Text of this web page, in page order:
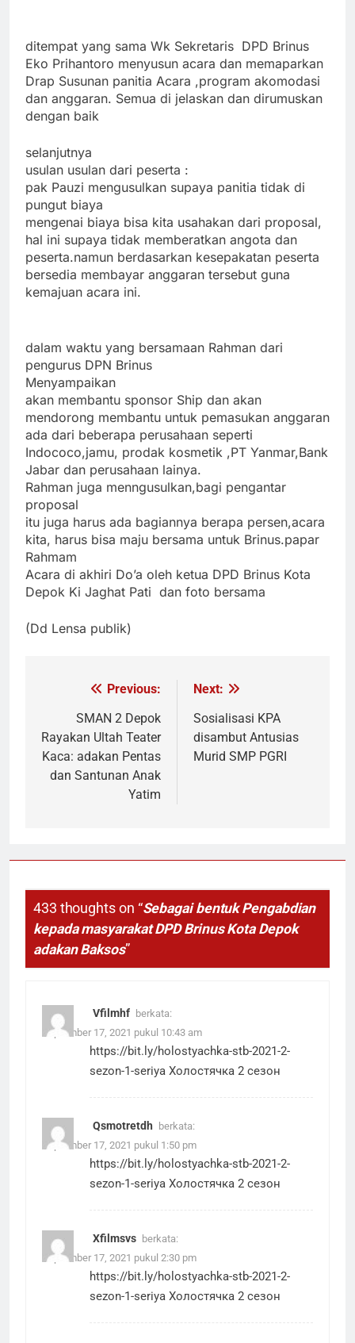
ditempat yang sama Wk Sekretaris DPD Brinus
Eko Prihantoro menyusun acara dan memaparkan
Drap Susunan panitia Acara ,program akomodasi
dan anggaran. Semua di jelaskan dan dirumuskan
dengan baik
selanjutnya
usulan usulan dari peserta :
pak Pauzi mengusulkan supaya panitia tidak di
pungut biaya
mengenai biaya bisa kita usahakan dari proposal,
hal ini supaya tidak memberatkan angota dan
peserta.namun berdasarkan kesepakatan peserta
bersedia membayar anggaran tersebut guna
kemajuan acara ini.
dalam waktu yang bersamaan Rahman dari
pengurus DPN Brinus
Menyampaikan
akan membantu sponsor Ship dan akan
mendorong membantu untuk pemasukan anggaran
ada dari beberapa perusahaan seperti
Indococo,jamu, prodak kosmetik ,PT Yanmar,Bank
Jabar dan perusahaan lainya.
Rahman juga menngusulkan,bagi pengantar
proposal
itu juga harus ada bagiannya berapa persen,acara
kita, harus bisa maju bersama untuk Brinus.papar
Rahmam
Acara di akhiri Do’a oleh ketua DPD Brinus Kota
Depok Ki Jaghat Pati dan foto bersama
(Dd Lensa publik)
NavigasiPrevious:
SMAN 2 Depok
Rayakan Ultah Teater
Kaca: adakan Pentas
dan Santunan Anak
Yatim
Next:
Sosialisasi KPA
disambut Antusias
Murid SMP PGRI
433 thoughts on “Sebagai bentuk Pengabdian
kepada masyarakat DPD Brinus Kota Depok
adakan Baksos”
Vfilmhf berkata:
September 17, 2021 pukul 10:43 am
https://bit.ly/holostyachka-stb-2021-2-
sezon-1-seriya Холостячка 2 сезон
Qsmotretdh
berkata:
September 17, 2021 pukul 1:50 pm
https://bit.ly/holostyachka-stb-2021-2-
sezon-1-seriya Холостячка 2 сезон
Xfilmsvs berkata:
September 17, 2021 pukul 2:30 pm
https://bit.ly/holostyachka-stb-2021-2-
sezon-1-seriya Холостячка 2 сезон